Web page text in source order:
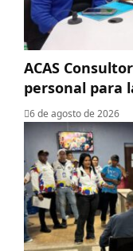
ACAS
personal para
6 de agosto de 2026